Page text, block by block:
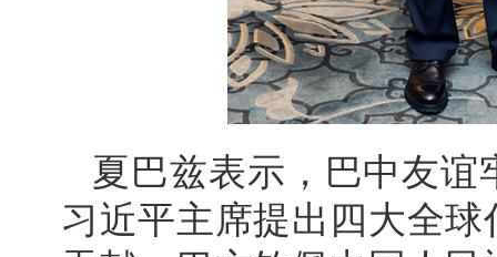
夏巴兹表示，巴中友
习近平主席提出四大全